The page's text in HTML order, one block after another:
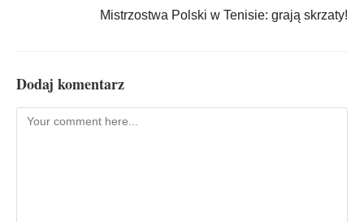
Mistrzostwa Polski w Tenisie: grają skrzaty!
Dodaj komentarz